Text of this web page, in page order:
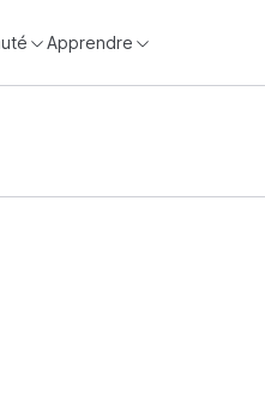
Apprendre